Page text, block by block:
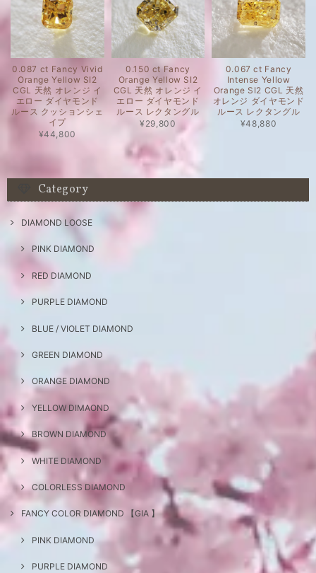
0.087 ct Fancy Vivid
Orange Yellow SI2
CGL 天然 オレンジ イ
エロー ダイヤモンド
ルース クッションシェ
イプ
¥44,800
0.150 ct Fancy
Orange Yellow SI2
CGL 天然 オレンジ イ
エロー ダイヤモンド
ルース レクタングル
¥29,800
0.067 ct Fancy
Intense Yellow
Orange SI2 CGL 天然
オレンジ ダイヤモンド
ルース レクタングル
¥48,880
Category
DIAMOND LOOSE
PINK DIAMOND
RED DIAMOND
PURPLE DIAMOND
BLUE / VIOLET DIAMOND
GREEN DIAMOND
ORANGE DIAMOND
YELLOW DIMAOND
BROWN DIAMOND
WHITE DIAMOND
COLORLESS DIAMOND
FANCY COLOR DIAMOND 【GIA 】
PINK DIAMOND
PURPLE DIAMOND